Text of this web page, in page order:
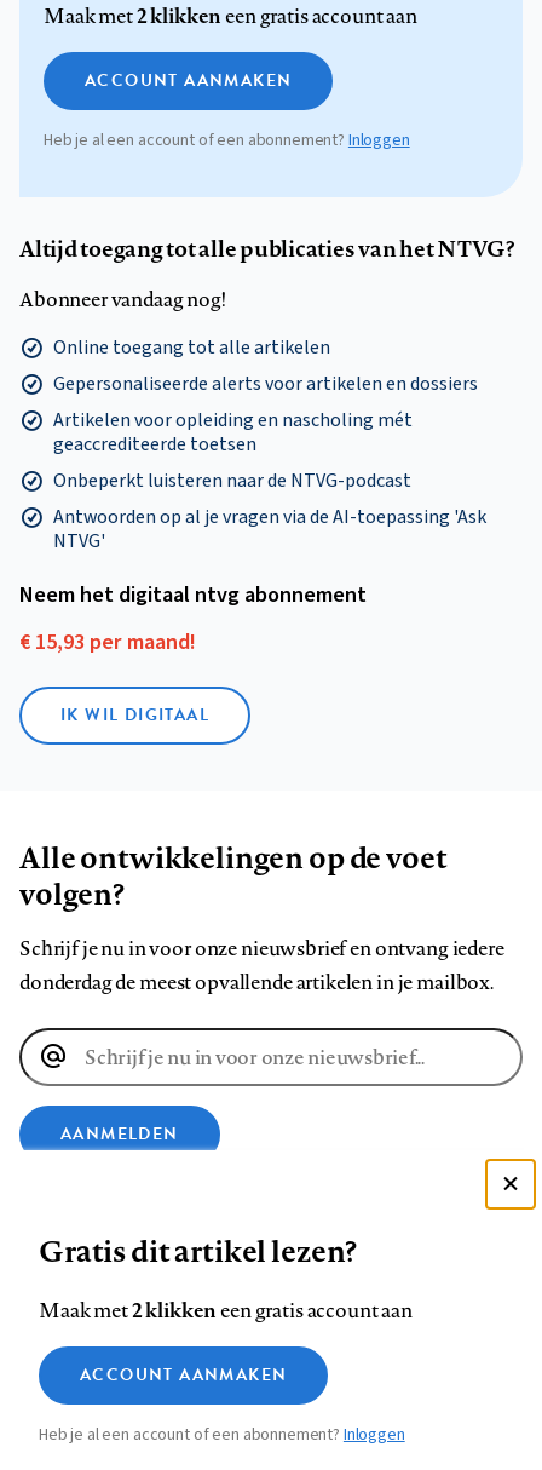
Maak met2 klikkeneen gratis account aan
ACCOUNT AANMAKEN
Heb je al een account of een abonnement?Inloggen
Altijd toegang tot alle publicaties van het NTVG?
Abonneer vandaag nog!
Online toegang tot alle artikelen
Gepersonaliseerde alerts voor artikelen en dossiers
Artikelen voor opleiding en nascholing mét
geaccrediteerde toetsen
Onbeperkt luisteren naar de NTVG-podcast
Antwoorden op al je vragen via de AI-toepassing 'Ask
NTVG'
Neem het digitaal ntvg abonnement
€ 15,93 per maand!
IK WIL DIGITAAL
Alle ontwikkelingen op de voet
volgen?
Schrijf je nu in voor onze nieuwsbrief en ontvang iedere
donderdag de meest opvallende artikelen in je mailbox.
E-
mailadres
AANMELDEN
op
Facebook
op
LinkedIn
op
Bluesky
ons
op
InstagramYouTube
Footer
navigation
Contact Colofon Disclaimer Privacy
Medische vragen verdienen
betrouwbare antwoorden
Gratis dit artikel lezen?
Maak met2 klikkeneen gratis account aan
ACCOUNT AANMAKEN
Heb je al een account of een abonnement?Inloggen
Zie onze cookie policy
Analytische cookies
Marketing cookies